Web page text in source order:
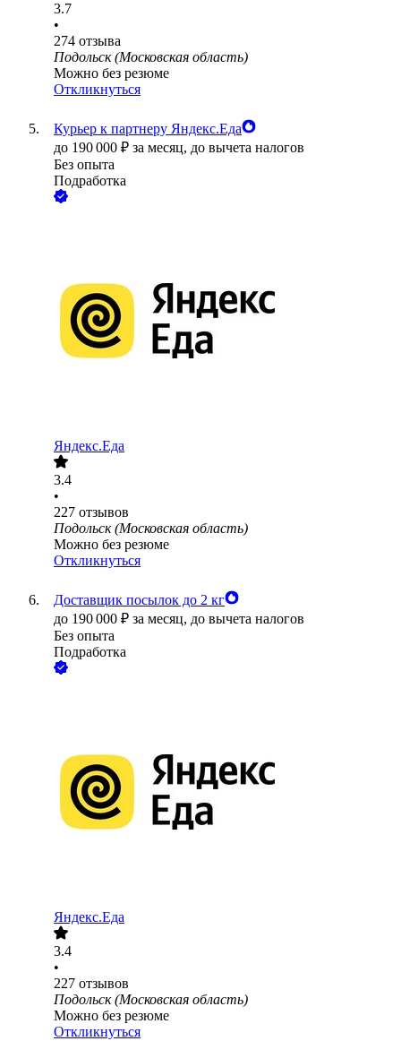
3.7
•
274 отзыва
Подольск (Московская область)
Можно без резюме
Откликнуться
Курьер к партнеру Яндекс.Еда
до 190 000 ₽ за месяц, до вычета налогов
Без опыта
Подработка
Яндекс.Еда
3.4
•
227 отзывов
Подольск (Московская область)
Можно без резюме
Откликнуться
Доставщик посылок до 2 кг
до 190 000 ₽ за месяц, до вычета налогов
Без опыта
Подработка
Яндекс.Еда
3.4
•
227 отзывов
Подольск (Московская область)
Можно без резюме
Откликнуться